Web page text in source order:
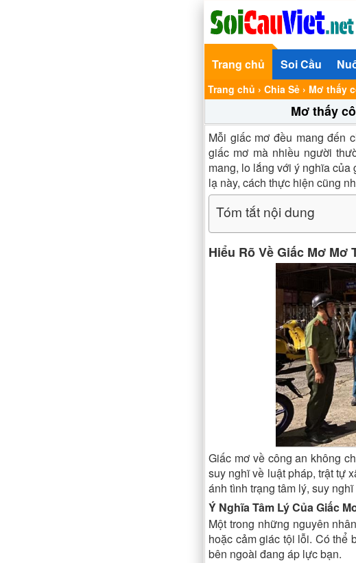
Trang chủ Soi Cầu
Trang chủ › Chia Sẻ › Mơ thấy
Mơ thấy
Mỗi giấc mơ đều mang đến
giấc mơ mà nhiều người
mang, lo lắng với ý nghĩa của
lạ này, cách thực hiện cũng
Tóm tắt nội dung
Hiểu Rõ Về Giấc Mơ Mơ
Giấc mơ về công an không
suy nghĩ về luật pháp, trật tự
ánh tình trạng tâm lý, suy
Ý Nghĩa Tâm Lý Của Giấc
Một trong những nguyên
hoặc cảm giác tội lỗi. Có thể
bên ngoài đang áp lực bạn.